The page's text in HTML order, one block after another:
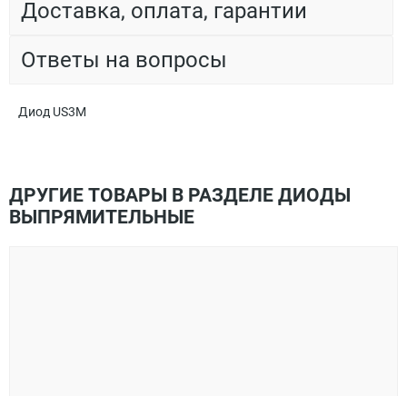
Доставка, оплата, гарантии
Ответы на вопросы
Диод US3M
ДРУГИЕ ТОВАРЫ В РАЗДЕЛЕ ДИОДЫ
ВЫПРЯМИТЕЛЬНЫЕ